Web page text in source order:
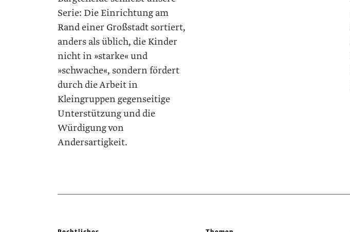
Serie: Die Einrichtung am
Rand einer Großstadt sortiert,
anders als üblich, die Kinder
nicht in »starke« und
»schwache«, sondern fördert
durch die Arbeit in
Kleingruppen gegenseitige
Unterstützung und die
Würdigung von
Andersartigkeit.